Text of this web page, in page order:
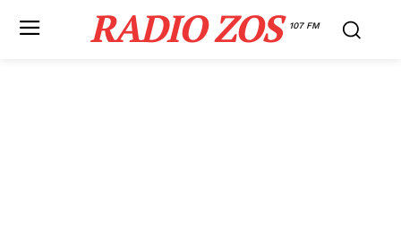
RADIO ZOS 107 FM